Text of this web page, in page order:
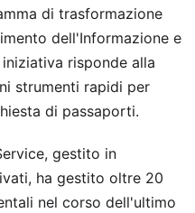
di trasformazione
dell'Informazione e
risponde alla
strumenti rapidi per
di passaporti.
gestito in
ha gestito oltre 20
nel corso dell'ultimo